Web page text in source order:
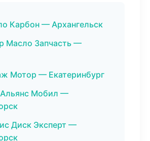
Карбон — Архангельск
Масло Запчасть —
Мотор — Екатеринбург
Альянс Мобил —
Диск Эксперт —